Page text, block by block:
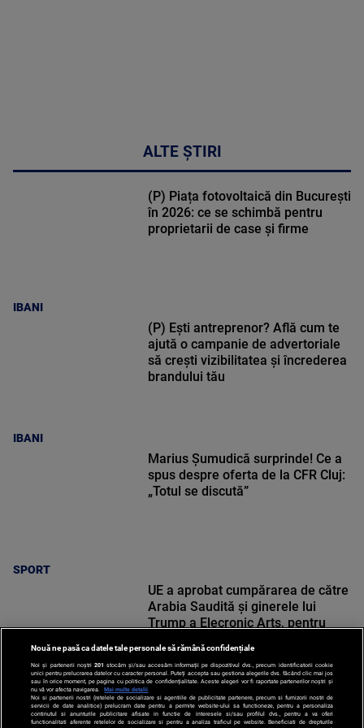
ALTE ȘTIRI
IBANI
(P) Piața fotovoltaică din București
în 2026: ce se schimbă pentru
proprietarii de case și firme
IBANI
(P) Ești antreprenor? Află cum te
ajută o campanie de advertoriale
să crești vizibilitatea și încrederea
brandului tău
SPORT
Marius Șumudică surprinde! Ce a
spus despre oferta de la CFR Cluj:
„Totul se discută”
SPORT
UE a aprobat cumpărarea de către
Arabia Saudită și ginerele lui
Trump a Elecronic Arts, pentru
Nouă ne pasă ca datele tale personale să rămână confidențiale
Noi și partenerii noștri 201 stocăm și/sau accesăm informații pe dispozitivul dvs., precum identificatorii cookie
unici pentru prelucrarea datelor cu caracter personal. Puteți accepta sau gestiona alegerile dvs. făcând clic mai jos
sau în orice moment, pe pagina cu politica de confidențialitate. Aceste alegeri vor fi raportate partenerilor noștri și
nu vă vor afecta navigarea.
Mai multe detalii
Noi si partenerii nostri (retelele de socializare si agentiile de publicitate partenere, precum si furnizorii nostri de
servicii de date analitice) prelucram date pentru a permite website-ului sa functioneze, pentru a personaliza
continutul si anunturile publicitare afisate in functie de interesele si/sau profilul dvs., pentru a va oferi
functionalitati aferente retelelor de socializare si pentru a analiza traficul pe website. Beneficiati de drepturile